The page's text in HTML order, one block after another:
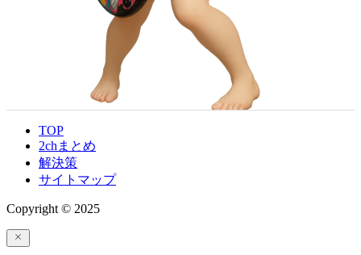
TOP
2chまとめ
解決策
サイトマップ
Copyright © 2025